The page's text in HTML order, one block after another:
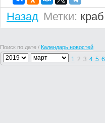
Назад Метки: краб
Поиск по дате / Календарь новостей
1 2 3 4 5 6